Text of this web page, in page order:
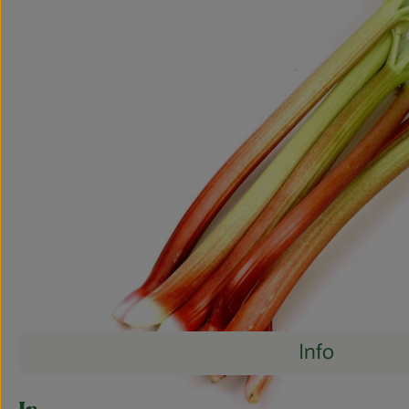
Info
Entdecke passende Rezepte